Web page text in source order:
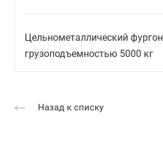
Цельнометаллический фургон
грузоподъемностью 5000 кг
Назад к списку